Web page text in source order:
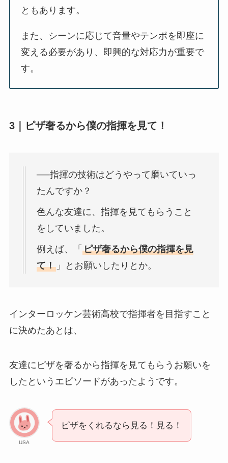
ともあります。
また、シーンに応じて音量やテンポを即座に
変える必要があり、即興的な対応力が重要で
す。
3｜ピザ奢るから僕の指揮を見て！
──指揮の技術はどうやって磨いていっ
たんですか？
色んな友達に、指揮を見てもらうこと
をしていました。
例えば、「 ピザ奢るから僕の指揮を見
て！」とお願いしたりとか。
インターロッケン芸術高校で指揮者を目指すこと
に決めたあとは、
友達にピザを奢るから指揮を見てもらうお願いを
したというエピソードがあったようです。
USA
ピザをくれるなら見る！見る！